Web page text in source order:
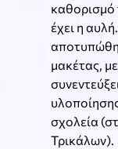
καθορισμό
έχει η
μακέτας,
σχολεία
Τρικάλων).